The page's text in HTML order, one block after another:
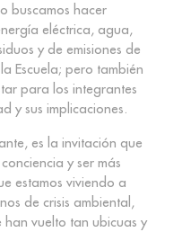
buscamos hacer
eléctrica, agua,
y de emisiones de
Escuela; pero también
para los integrantes
y sus implicaciones.
es la invitación que
y ser más
estamos viviendo a
de crisis ambiental,
han vuelto tan ubicuas y